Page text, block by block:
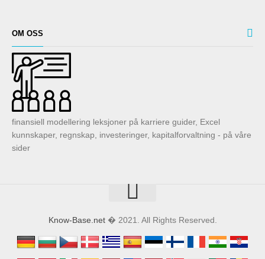
OM OSS
finansiell modellering leksjoner på karriere guider, Excel
kunnskaper, regnskap, investeringer, kapitalforvaltning - på våre
sider
Know-Base.net� 2021. All Rights Reserved.